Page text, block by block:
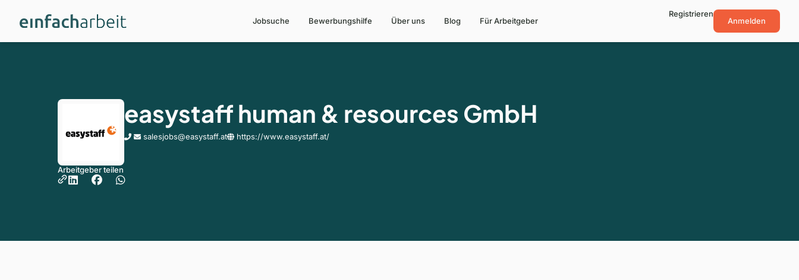
Jobsuche Bewerbungshilfe Über uns Blog Für Arbeitgeber
Registrieren
Anmelden
easystaff human & resources GmbH
salesjobs@easystaff.at https://www.easystaff.at/
Arbeitgeber teilen